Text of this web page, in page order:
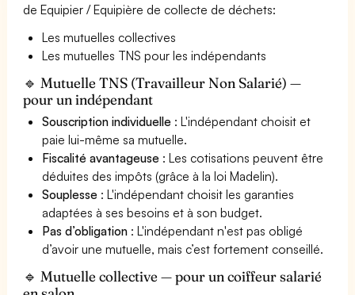
de Equipier / Equipière de collecte de déchets:
Les mutuelles collectives
Les mutuelles TNS pour les indépendants
🔹 Mutuelle TNS (Travailleur Non Salarié) —
pour un indépendant
Souscription individuelle : L'indépendant choisit et
paie lui-même sa mutuelle.
Fiscalité avantageuse : Les cotisations peuvent être
déduites des impôts (grâce à la loi Madelin).
Souplesse : L'indépendant choisit les garanties
adaptées à ses besoins et à son budget.
Pas d’obligation : L'indépendant n'est pas obligé
d’avoir une mutuelle, mais c’est fortement conseillé.
🔹 Mutuelle collective — pour un coiffeur salarié